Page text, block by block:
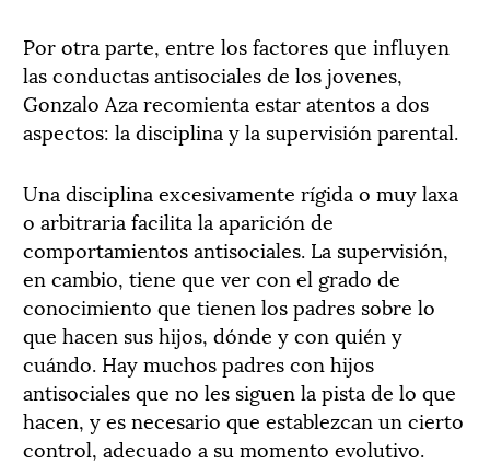
Por otra parte, entre los factores que influyen
las conductas antisociales de los jovenes,
Gonzalo Aza recomienta estar atentos a dos
aspectos: la disciplina y la supervisión parental.
Una disciplina excesivamente rígida o muy laxa
o arbitraria facilita la aparición de
comportamientos antisociales. La supervisión,
en cambio, tiene que ver con el grado de
conocimiento que tienen los padres sobre lo
que hacen sus hijos, dónde y con quién y
cuándo. Hay muchos padres con hijos
antisociales que no les siguen la pista de lo que
hacen, y es necesario que establezcan un cierto
control, adecuado a su momento evolutivo.